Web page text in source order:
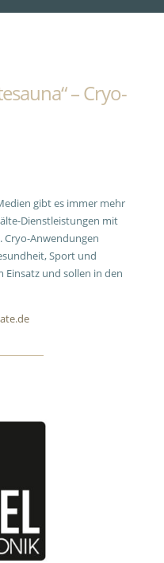
– Cryo-
gibt es immer mehr
Dienstleistungen mit
Cryo-Anwendungen
Sport und
Einsatz und sollen in den